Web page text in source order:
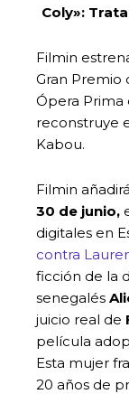
Coly»:
Filmin
Gran Premio
Ópera Prima
reconstruye
Kabou.
Filmin
30 de junio,
digitales en
contra
ficción de la
senegalés
juicio real de
película
Esta mujer
20 años de